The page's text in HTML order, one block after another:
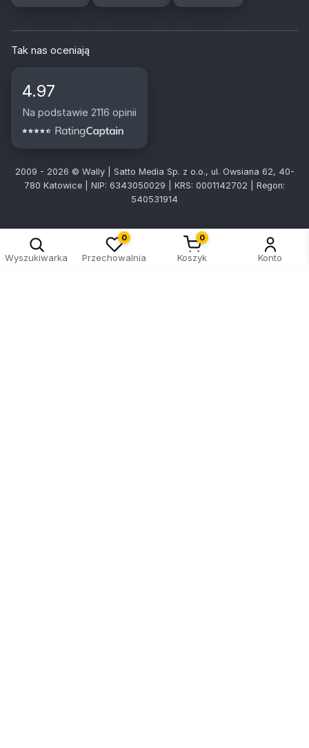
Tak nas oceniają
4.97
Na podstawie 2116 opinii
2009 - 2026 © Wally | Satto Media Sp. z o.o., ul. Owsiana 62, 40-
780 Katowice | NIP: 6343050029 | KRS: 0001142702 | Regon:
540531914
Wyszukiwarka
0
Przechowalnia
0
Koszyk Konto